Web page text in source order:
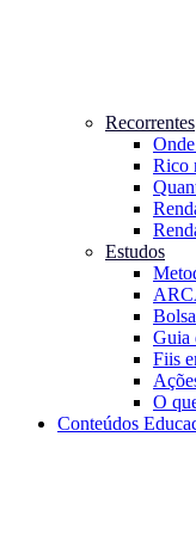
Recorrentes
Rico
Estudos
Guia
Fiis
O
Conteúdos